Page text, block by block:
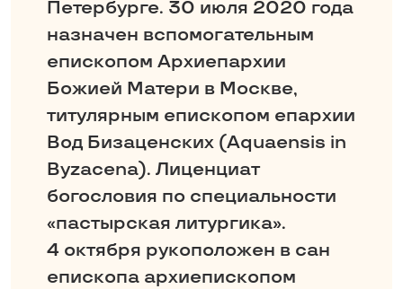
Петербурге. 30 июля 2020 года
назначен вспомогательным
епископом Архиепархии
Божией Матери в Москве,
титулярным епископом епархии
Вод Бизаценских (Aquaensis in
Byzacena). Лиценциат
богословия по специальности
«пастырская литургика».
4 октября рукоположен в сан
епископа архиепископом